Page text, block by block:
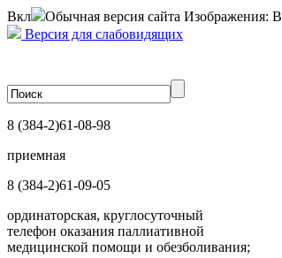
Вкл Обычная версия сайта Изображения:
Версия для слабовидящих
8 (384-2)61-08-98
приемная
8 (384-2)61-09-05
ординаторская, круглосуточный
телефон оказания паллиативной
медицинской помощи и обезболивания;